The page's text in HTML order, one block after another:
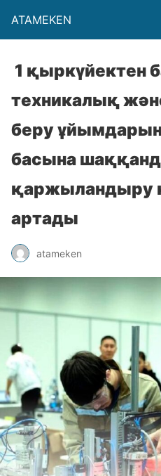
ATAMEKEN
1 қыркүйектен
техникалық және
беру
басына
қаржыландыру
артады
atameken